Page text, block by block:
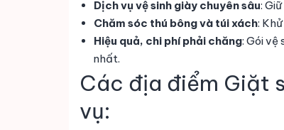
Dịch vụ vệ sinh giày chuyên sâu:
Chăm sóc thú bông và túi xách:
Hiệu quả, chi phí phải chăng: Gói vệ
nhất.
Các địa điểm Giặt
vụ: